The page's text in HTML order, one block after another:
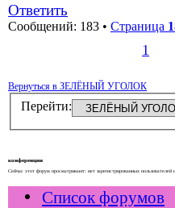
Ответить
Сообщений: 183 • Страница
1
Вернуться в ЗЕЛЁНЫЙ УГОЛОК
Перейти:
конференции
Сейчас этот форум просматривают: нет зарегистрированных пользователей
Список форумов